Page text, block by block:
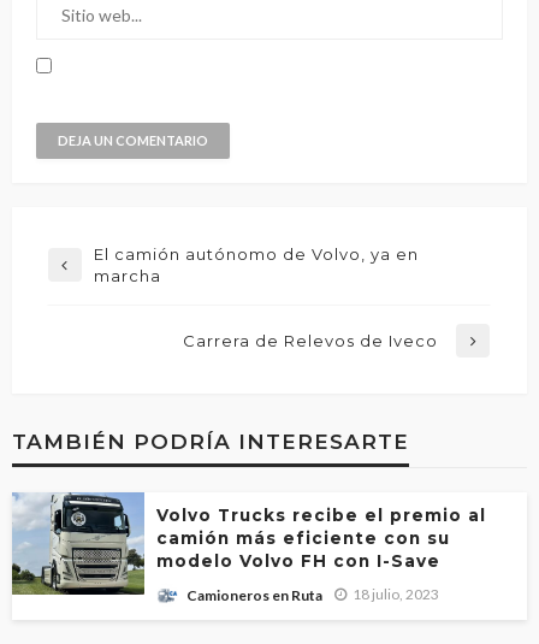
El camión autónomo de Volvo, ya en
marcha
Carrera de Relevos de Iveco
TAMBIÉN PODRÍA INTERESARTE
Volvo Trucks recibe el premio al
camión más eficiente con su
modelo Volvo FH con I-Save
Camioneros en Ruta 18 julio, 2023